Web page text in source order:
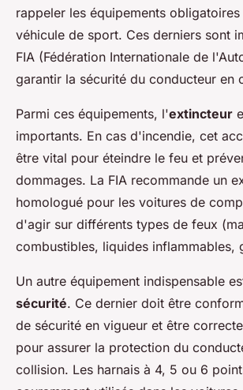
rappeler les équipements
véhicule de sport. Ces derniers sont
FIA (Fédération Internationale de
garantir la sécurité du conducteur en
Parmi ces équipements, l'extincteur
importants. En cas d'incendie, cet
être vital pour éteindre le feu et
dommages. La FIA recommande un
homologué pour les voitures de
d'agir sur différents types de feux
combustibles, liquides inflammables,
Un autre équipement indispensable
sécurité. Ce dernier doit être
de sécurité en vigueur et être
pour assurer la protection du
collision. Les harnais à 4, 5 ou 6